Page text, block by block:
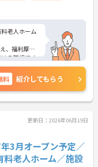
老人ホーム
、福利厚生
る職場です
など、さら
談くださ
料 紹介してもらう
更新日：2026年06月19日
3月オープン予定／
老人ホーム／施設